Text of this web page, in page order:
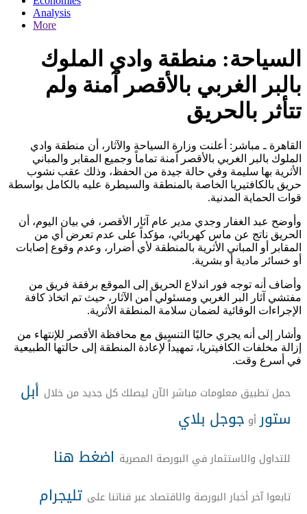
Analysis
More
السياحة: منطقة وادي الملوك
بالبر الغربي بالأقصر آمنة ولم
تتأثر بالحريق
القاهرة ـ مباشر: أعلنت وزارة السياحة والآثار، أن منطقة وادي
الملوك بالبر الغربي بالأقصر آمنة تماماً وجميع المقابر والمباني
الأثرية بها سليمة وفي حالة جيدة من الحفظ، وذلك عقب نشوب
حريق بالكافتيريا الخاصة بالمنطقة والسيطرة عليه بالكامل بواسطة
قوات الحماية المدنية.
وأوضح عبد الغفار وجدي مدير عام آثار الأقصر، في بيان اليوم، أن
الحريق ناتج عن ماس كهربائي، مؤكداً على عدم تعرض أي من
المقابر أو المباني الأثرية بالمنطقة لأي أضرار، وعدم وقوع إصابات
أو خسائر مادية أو بشرية.
وأضاف أنه توجه فور اندلاع الحريق إلى الموقع برفقة فريق من
مفتشي آثار البر الغربي ومسئولي أمن الآثار، حيث تم اتخاذ كافة
الإجراءات الوقائية لضمان سلامة المنطقة الأثرية.
وأشار إلى أنه يجري حاليًا التنسيق مع محافظة الأقصر للإنتهاء من
إزالة مخلفات الكافيتريا، تمهيداً لإعادة المنطقة إلى حالتها الطبيعية
في أسرع وقت.
حمل تطبيق معلومات مباشر الآن ليصلك كل جديد من خلال أبل
ستورأو جوجل بلاي
للتداول والاستثمار في البورصة المصرية اضغط هنا
تابعوا آخر أخبار البورصة والاقتصاد عبر قناتنا على تليجرام